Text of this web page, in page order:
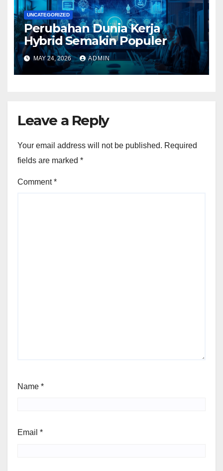
UNCATEGORIZED
Perubahan Dunia Kerja
Hybrid Semakin Populer
MAY 24, 2026 ADMIN
Leave a Reply
Your email address will not be published. Required
fields are marked *
Comment*
Name *
Email *